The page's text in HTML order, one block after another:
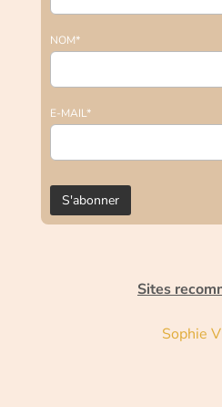
NOM*
E-MAIL*
Sites
Sophie